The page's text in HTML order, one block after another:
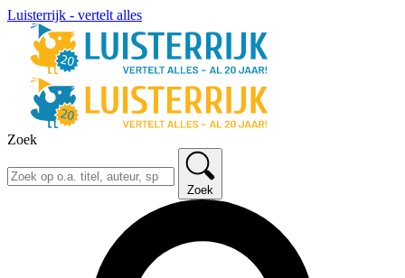
Luisterrijk - vertelt alles
Zoek
Zoek